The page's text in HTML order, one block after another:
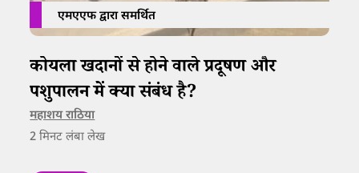
एमएएफ द्वारा समर्थित
कोयला खदानों से होने वाले प्रदूषण और
पशुपालन में क्या संबंध है?
महाशय राठिया
2 मिनट लंबा लेख